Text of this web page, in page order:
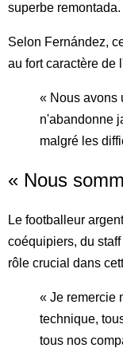
superbe remontada.
Selon Fernández,
au fort caractère de
« Nous avons
n'abandonne
malgré les
« Nous
Le footballeur
coéquipiers, du
rôle crucial dans
« Je remercie
technique,
tous nos